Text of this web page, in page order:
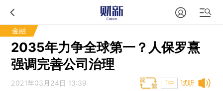
金融
2035年力争全球第一？人保罗熹
强调完善公司治理
试听
2021年03月24日 13:39 T中